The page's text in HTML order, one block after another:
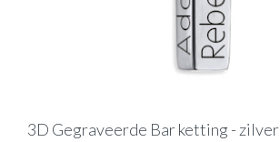
3D Gegraveerde Bar ketting - zilver